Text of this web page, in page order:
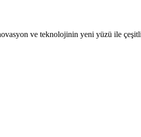
ve teknolojinin yeni yüzü ile